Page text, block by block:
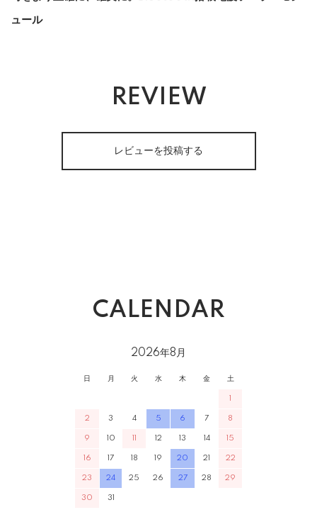
ュール
REVIEW
レビューを投稿する
CALENDAR
2026年8月
日 月 火 水 木 金 土
1
2 3 4 5 6 7 8
9 10 11 12 13 14 15
16 17 18 19 20 21 22
23 24 25 26 27 28 29
30 31